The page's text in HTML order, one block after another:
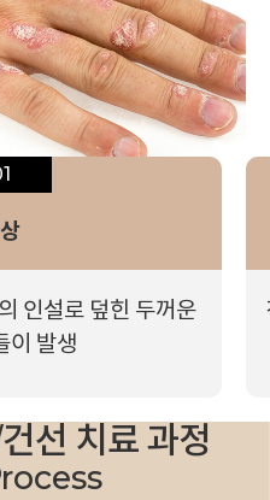
인설로 덮힌 두꺼운
이 발생
선 치료 과정